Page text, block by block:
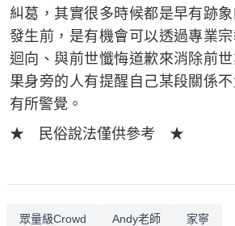
糾葛，其實很多時候都是早有跡
發生前，是有機會可以透過專業
迴向、與前世懺悔道歉來消除前
果身旁的人有提醒自己某段關係
有所警覺。
★ 民俗說法僅供參考 ★
眾量級Crowd Andy老師 家寧